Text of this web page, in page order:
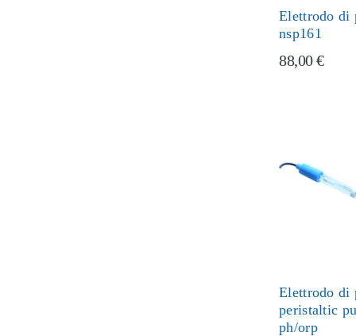
Elettrodo di
nsp161
88,00 €
Elettrodo di
peristaltic
ph/orp